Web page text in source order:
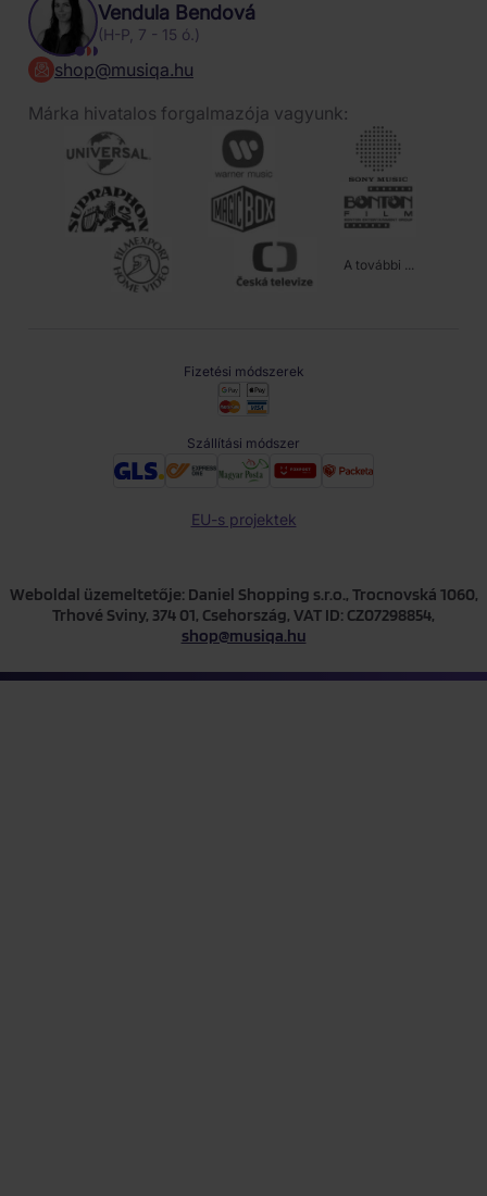
Vendula Bendová
(H-P, 7 - 15 ó.)
shop@musiqa.hu
Márka hivatalos forgalmazója vagyunk:
A további ...
Fizetési módszerek
Szállítási módszer
EU-s projektek
Weboldal üzemeltetője: Daniel Shopping s.r.o., Trocnovská 1060,
Trhové Sviny, 374 01, Csehország, VAT ID: CZ07298854,
shop@musiqa.hu